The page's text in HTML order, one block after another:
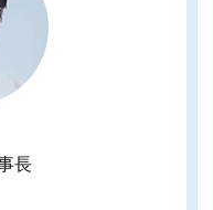
長